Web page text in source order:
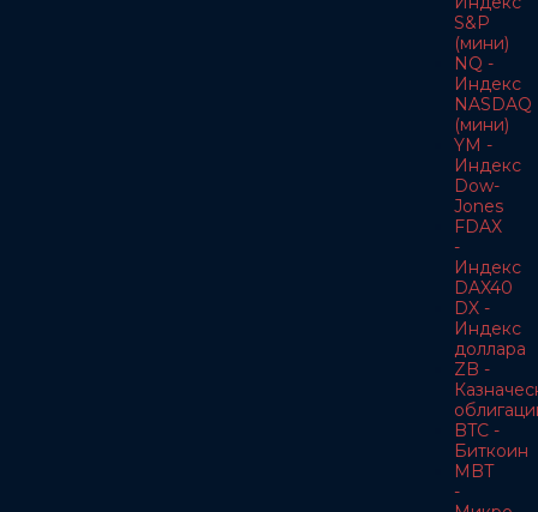
S&P
(мини)
NQ -
Индекс
NASDAQ
(мини)
YM -
Индекс
Dow-
Jones
FDAX
-
Индекс
DAX40
DX -
Индекс
доллара
ZB -
BTC -
Биткоин
MBT
-